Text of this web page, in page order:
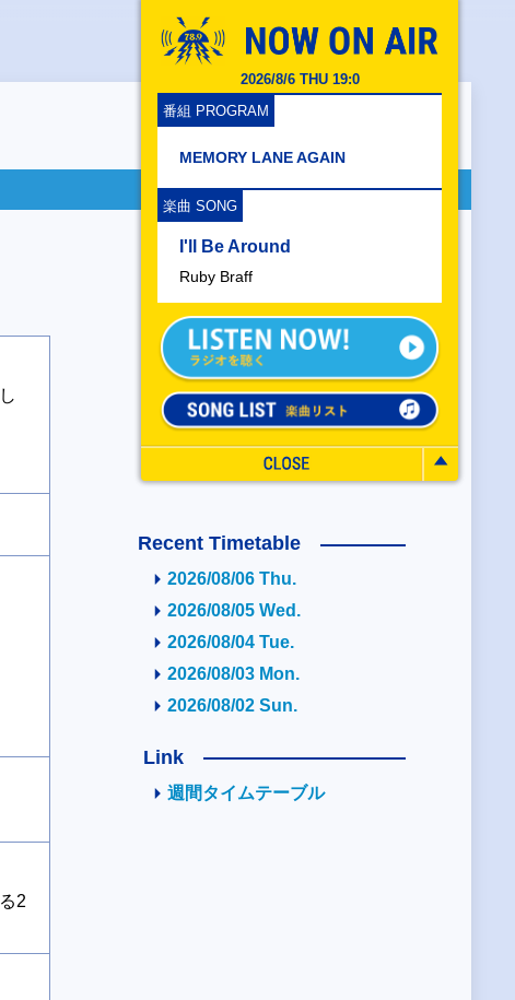
2026/8/6 THU 19:0
番組 PROGRAM
MEMORY LANE AGAIN
楽曲 SONG
I'll Be Around
Ruby Braff
2
Recent Timetable
2026/08/06 Thu.
2026/08/05 Wed.
2026/08/04 Tue.
2026/08/03 Mon.
2026/08/02 Sun.
Link
週間タイムテーブル